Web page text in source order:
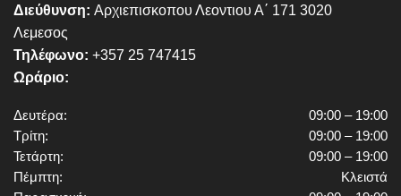
Διεύθυνση: Αρχιεπισκοπου Λεοντιου Α΄ 171 3020
Λεμεσος
Τηλέφωνο: +357 25 747415
Ωράριο:
Δευτέρα:
09:00 – 19:00
Τρίτη:
09:00 – 19:00
Τετάρτη:
09:00 – 19:00
Πέμπτη:
Κλειστά